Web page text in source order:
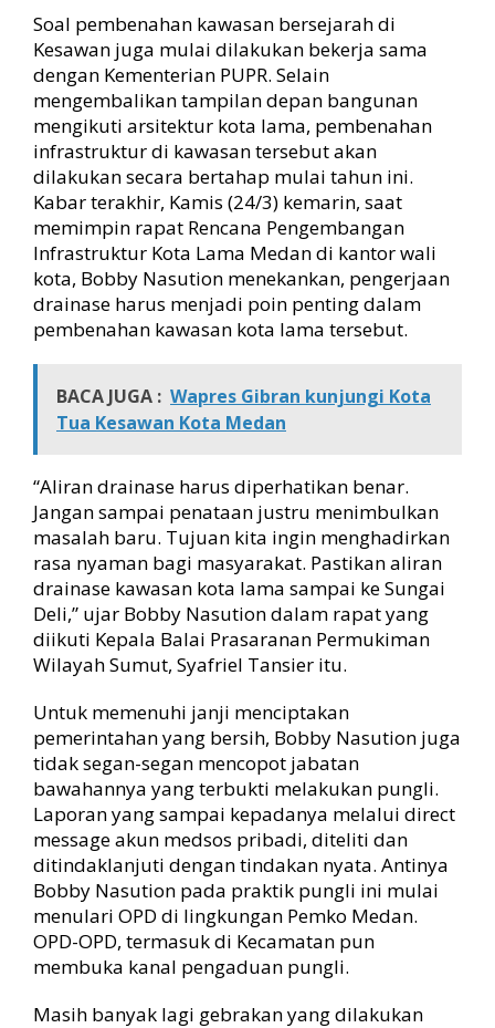
Soal pembenahan kawasan bersejarah di
Kesawan juga mulai dilakukan bekerja sama
dengan Kementerian PUPR. Selain
mengembalikan tampilan depan bangunan
mengikuti arsitektur kota lama, pembenahan
infrastruktur di kawasan tersebut akan
dilakukan secara bertahap mulai tahun ini.
Kabar terakhir, Kamis (24/3) kemarin, saat
memimpin rapat Rencana Pengembangan
Infrastruktur Kota Lama Medan di kantor wali
kota, Bobby Nasution menekankan, pengerjaan
drainase harus menjadi poin penting dalam
pembenahan kawasan kota lama tersebut.
BACA JUGA : Wapres Gibran kunjungi Kota
Tua Kesawan Kota Medan
“Aliran drainase harus diperhatikan benar.
Jangan sampai penataan justru menimbulkan
masalah baru. Tujuan kita ingin menghadirkan
rasa nyaman bagi masyarakat. Pastikan aliran
drainase kawasan kota lama sampai ke Sungai
Deli,” ujar Bobby Nasution dalam rapat yang
diikuti Kepala Balai Prasaranan Permukiman
Wilayah Sumut, Syafriel Tansier itu.
Untuk memenuhi janji menciptakan
pemerintahan yang bersih, Bobby Nasution juga
tidak segan-segan mencopot jabatan
bawahannya yang terbukti melakukan pungli.
Laporan yang sampai kepadanya melalui direct
message akun medsos pribadi, diteliti dan
ditindaklanjuti dengan tindakan nyata. Antinya
Bobby Nasution pada praktik pungli ini mulai
menulari OPD di lingkungan Pemko Medan.
OPD-OPD, termasuk di Kecamatan pun
membuka kanal pengaduan pungli.
Masih banyak lagi gebrakan yang dilakukan